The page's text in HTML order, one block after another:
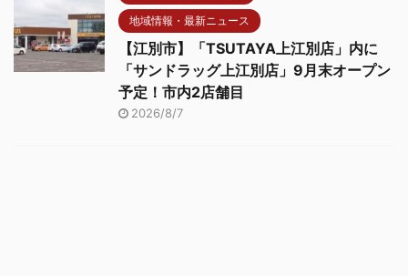
地域情報・最新ニュース
【江別市】「TSUTAYA上江別店」内に
「サンドラッグ上江別店」9月末オープン
予定！市内2店舗目
2026/8/7